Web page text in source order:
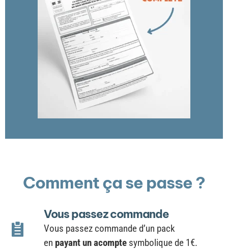
Comment ça se passe ?
Vous passez commande
Vous passez commande d’un pack
en payant un acompte symbolique de 1€.